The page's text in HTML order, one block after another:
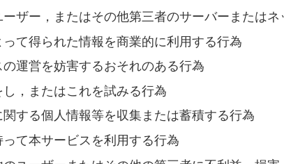
ザー，またはその他第三者のサーバーまたは
て得られた情報を商業的に利用する行為
運営を妨害するおそれのある行為
，またはこれを試みる行為
する個人情報等を収集または蓄積する行為
て本サービスを利用する行為